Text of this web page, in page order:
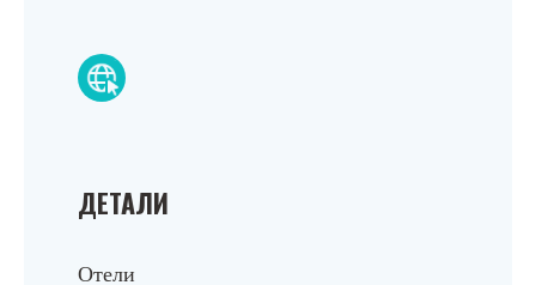
ДЕТАЛИ
Отели